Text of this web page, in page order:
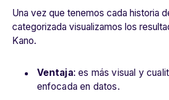
Una vez que tenemos cada historia
categorizada visualizamos los
Kano.
Ventaja: es más visual y
enfocada en datos.